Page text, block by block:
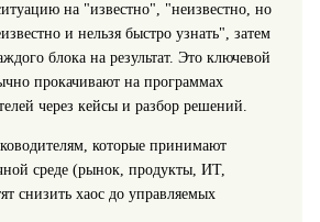
на "известно", "неизвестно, но
и нельзя быстро узнать", затем
блока на результат. Это ключевой
прокачивают на программах
через кейсы и разбор решений.
которые принимают
среде (рынок, продукты, ИТ,
снизить хаос до управляемых